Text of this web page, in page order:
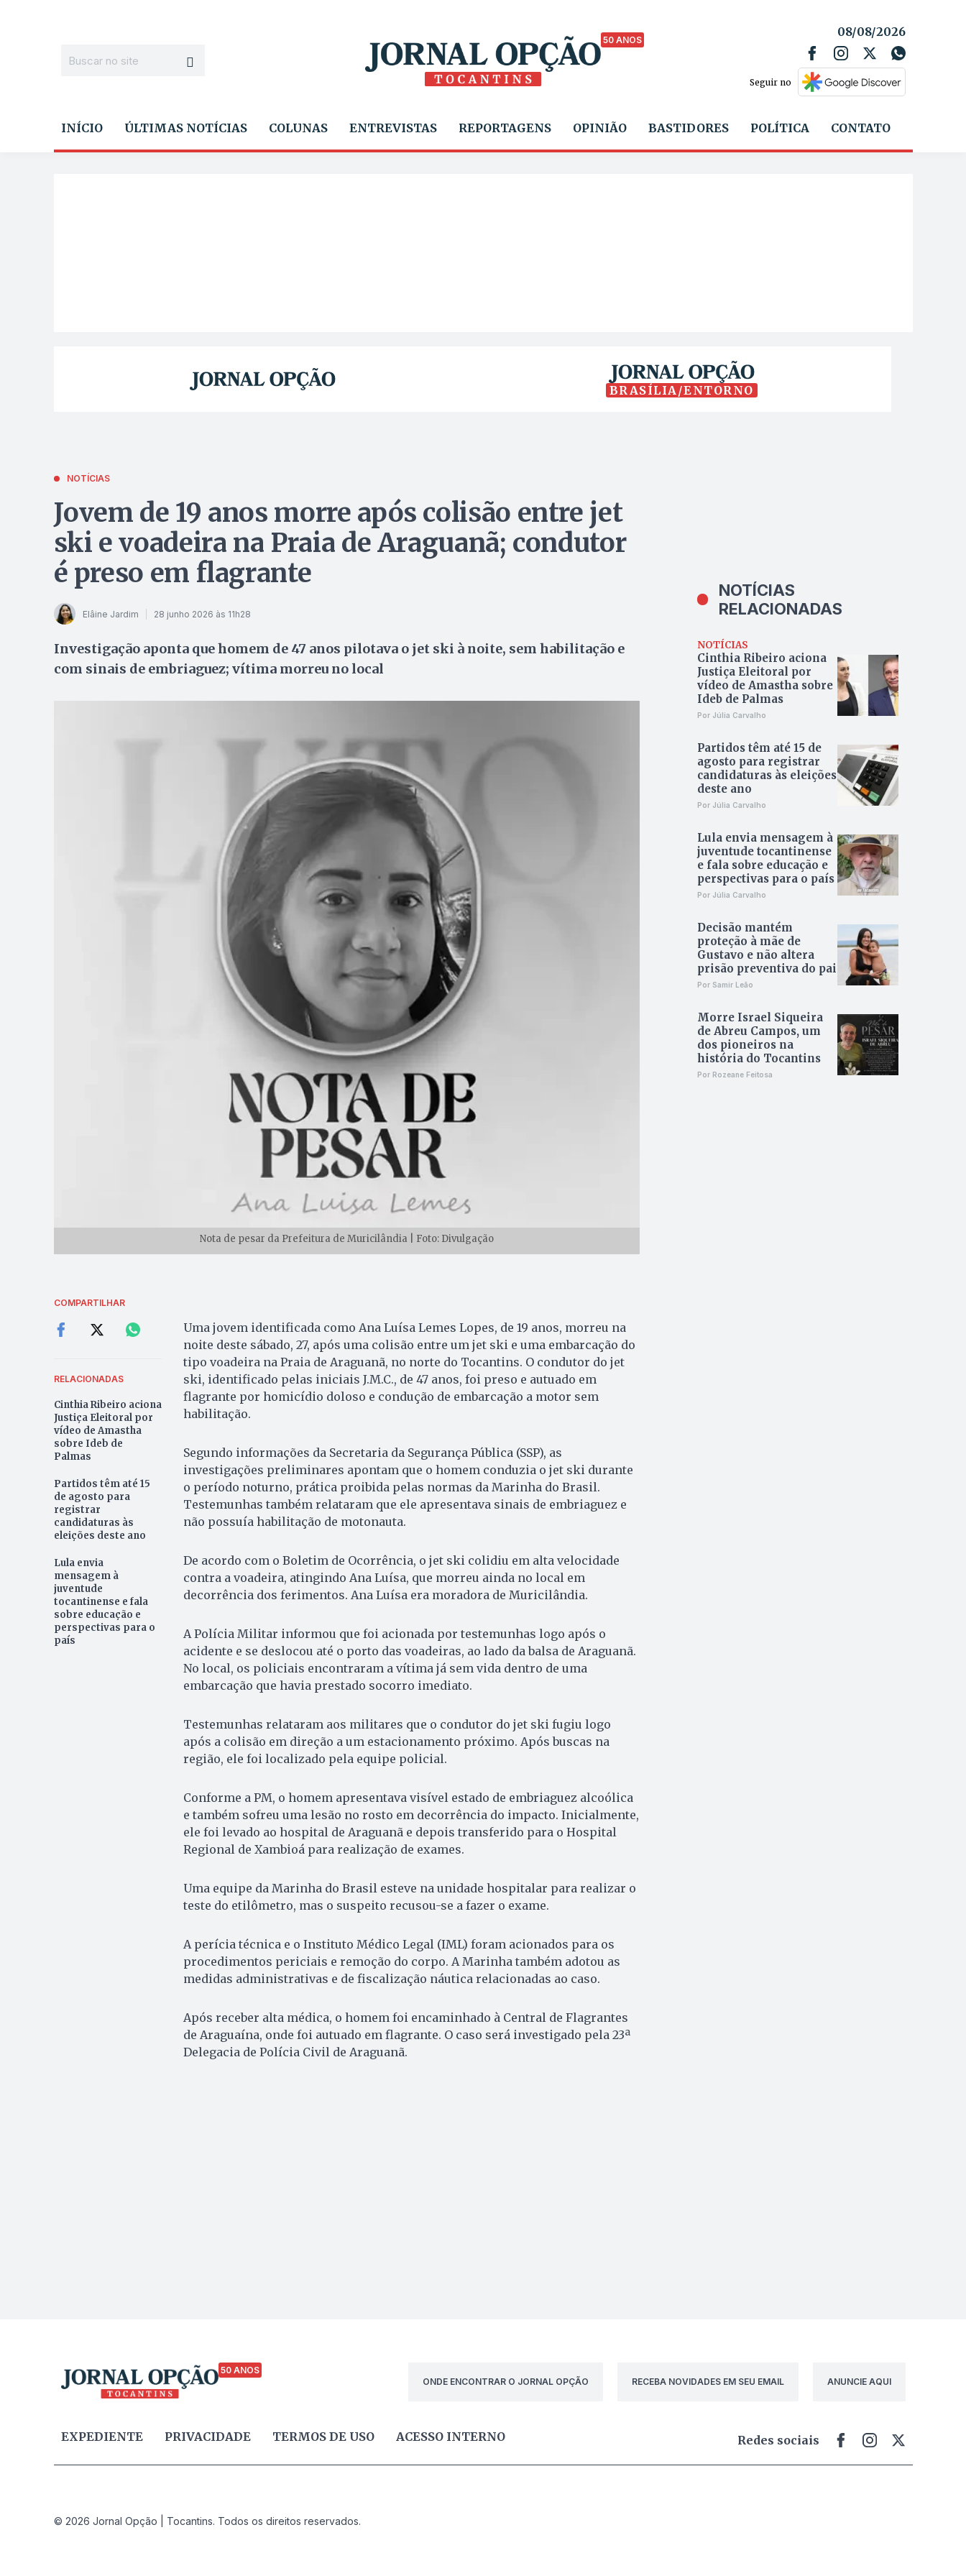
50 ANOS
08/08/2026
Seguir no
INÍCIO ÚLTIMAS NOTÍCIAS COLUNAS ENTREVISTAS REPORTAGENS OPINIÃO BASTIDORES POLÍTICA CONTATO
BRASÍLIA/ENTORNO
NOTÍCIAS
Jovem de 19 anos morre após colisão entre jet
ski e voadeira na Praia de Araguanã; condutor
é preso em flagrante
Elâine Jardim 28 junho 2026 às 11h28
Investigação aponta que homem de 47 anos pilotava o jet ski à noite, sem habilitação e
com sinais de embriaguez; vítima morreu no local
Nota de pesar da Prefeitura de Muricilândia | Foto: Divulgação
COMPARTILHAR
RELACIONADAS
Cinthia Ribeiro aciona
Justiça Eleitoral por
vídeo de Amastha
sobre Ideb de
Palmas
Partidos têm até 15
de agosto para
registrar
candidaturas às
eleições deste ano
Lula envia
mensagem à
juventude
tocantinense e fala
sobre educação e
perspectivas para o
país
Uma jovem identificada como Ana Luísa Lemes Lopes, de 19 anos, morreu na
noite deste sábado, 27, após uma colisão entre um jet ski e uma embarcação do
tipo voadeira na Praia de Araguanã, no norte do Tocantins. O condutor do jet
ski, identificado pelas iniciais J.M.C., de 47 anos, foi preso e autuado em
flagrante por homicídio doloso e condução de embarcação a motor sem
habilitação.
Segundo informações da Secretaria da Segurança Pública (SSP), as
investigações preliminares apontam que o homem conduzia o jet ski durante
o período noturno, prática proibida pelas normas da Marinha do Brasil.
Testemunhas também relataram que ele apresentava sinais de embriaguez e
não possuía habilitação de motonauta.
De acordo com o Boletim de Ocorrência, o jet ski colidiu em alta velocidade
contra a voadeira, atingindo Ana Luísa, que morreu ainda no local em
decorrência dos ferimentos. Ana Luísa era moradora de Muricilândia.
A Polícia Militar informou que foi acionada por testemunhas logo após o
acidente e se deslocou até o porto das voadeiras, ao lado da balsa de Araguanã.
No local, os policiais encontraram a vítima já sem vida dentro de uma
embarcação que havia prestado socorro imediato.
Testemunhas relataram aos militares que o condutor do jet ski fugiu logo
após a colisão em direção a um estacionamento próximo. Após buscas na
região, ele foi localizado pela equipe policial.
Conforme a PM, o homem apresentava visível estado de embriaguez alcoólica
e também sofreu uma lesão no rosto em decorrência do impacto. Inicialmente,
ele foi levado ao hospital de Araguanã e depois transferido para o Hospital
Regional de Xambioá para realização de exames.
Uma equipe da Marinha do Brasil esteve na unidade hospitalar para realizar o
teste do etilômetro, mas o suspeito recusou-se a fazer o exame.
A perícia técnica e o Instituto Médico Legal (IML) foram acionados para os
procedimentos periciais e remoção do corpo. A Marinha também adotou as
medidas administrativas e de fiscalização náutica relacionadas ao caso.
Após receber alta médica, o homem foi encaminhado à Central de Flagrantes
de Araguaína, onde foi autuado em flagrante. O caso será investigado pela 23ª
Delegacia de Polícia Civil de Araguanã.
NOTÍCIAS
RELACIONADAS
NOTÍCIAS
Cinthia Ribeiro aciona
Justiça Eleitoral por
vídeo de Amastha sobre
Ideb de Palmas
Por Júlia Carvalho
Partidos têm até 15 de
agosto para registrar
candidaturas às eleições
deste ano
Por Júlia Carvalho
Lula envia mensagem à
juventude tocantinense
e fala sobre educação e
perspectivas para o país
Por Júlia Carvalho
Decisão mantém
proteção à mãe de
Gustavo e não altera
prisão preventiva do pai
Por Samir Leão
Morre Israel Siqueira
de Abreu Campos, um
dos pioneiros na
história do Tocantins
Por Rozeane Feitosa
50 ANOS
ONDE ENCONTRAR O JORNAL OPÇÃO
RECEBA NOVIDADES EM SEU EMAIL ANUNCIE AQUI
EXPEDIENTE PRIVACIDADE TERMOS DE USO ACESSO INTERNO Redes sociais
© 2026 Jornal Opção | Tocantins. Todos os direitos reservados.